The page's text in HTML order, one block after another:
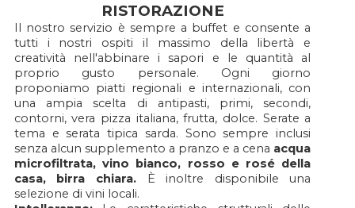
RISTORAZIONE
Il nostro servizio è sempre a buffet e consente a
tutti i nostri ospiti il massimo della libertà e
creatività nell'abbinare i sapori e le quantità al
proprio gusto personale. Ogni giorno
proponiamo piatti regionali e internazionali, con
una ampia scelta di antipasti, primi, secondi,
contorni, vera pizza italiana, frutta, dolce. Serate a
tema e serata tipica sarda. Sono sempre inclusi
senza alcun supplemento a pranzo e a cena acqua
microfiltrata, vino bianco, rosso e rosé della
casa, birra chiara.È inoltre disponibile una
selezione di vini locali.